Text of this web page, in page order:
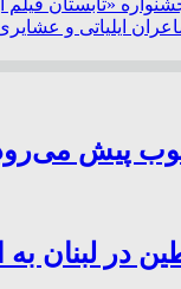
«تابستان
ایلیاتی و عشایری
پیش
در لبنان به